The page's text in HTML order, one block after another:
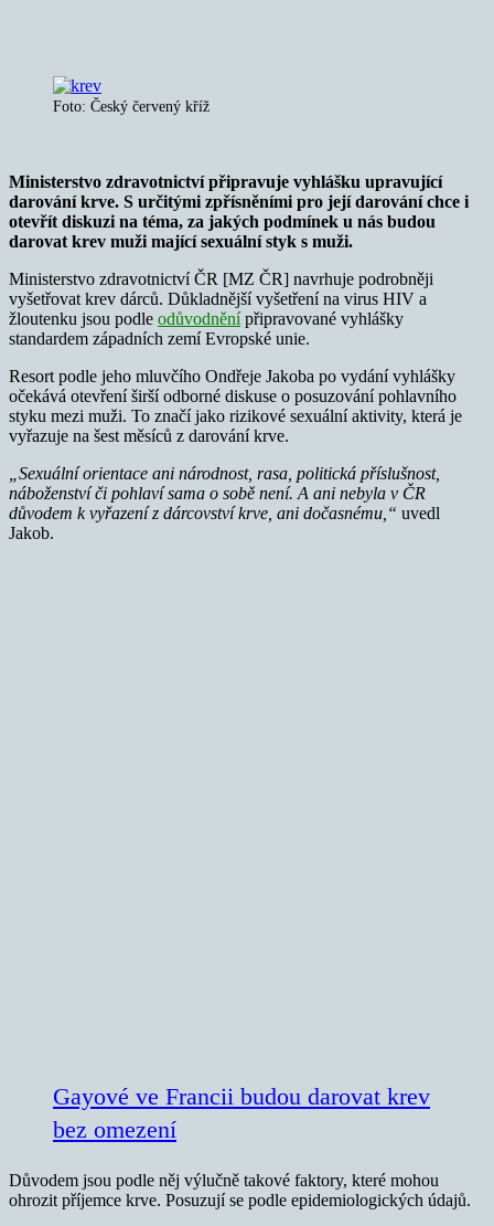
Foto: Český červený kříž
Ministerstvo zdravotnictví připravuje vyhlášku upravující
darování krve. S určitými zpřísněními pro její darování chce i
otevřít diskuzi na téma, za jakých podmínek u nás budou
darovat krev muži mající sexuální styk s muži.
Ministerstvo zdravotnictví ČR [MZ ČR] navrhuje podrobněji
vyšetřovat krev dárců. Důkladnější vyšetření na virus HIV a
žloutenku jsou podle odůvodněnípřipravované vyhlášky
standardem západních zemí Evropské unie.
Resort podle jeho mluvčího Ondřeje Jakoba po vydání vyhlášky
očekává otevření širší odborné diskuse o posuzování pohlavního
styku mezi muži. To značí jako rizikové sexuální aktivity, která je
vyřazuje na šest měsíců z darování krve.
„Sexuální orientace ani národnost, rasa, politická příslušnost,
náboženství či pohlaví sama o sobě není. A ani nebyla v ČR
důvodem k vyřazení z dárcovství krve, ani dočasnému,“ uvedl
Jakob.
Gayové ve Francii budou darovat krev
bez omezení
Důvodem jsou podle něj výlučně takové faktory, které mohou
ohrozit příjemce krve. Posuzují se podle epidemiologických údajů.